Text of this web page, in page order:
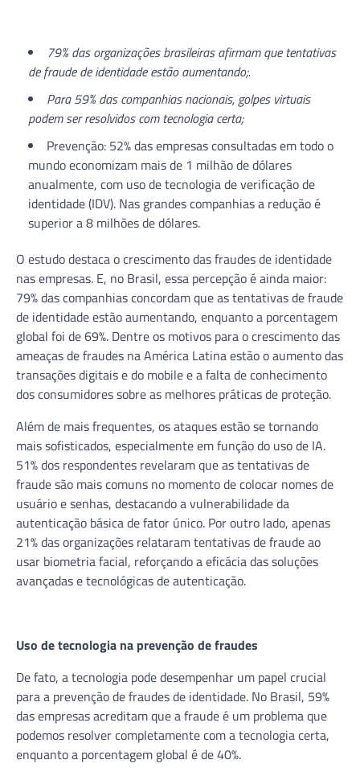
79% das organizações brasileiras afirmam que tentativas
de fraude de identidade estão aumentando;.
Para 59% das companhias nacionais, golpes virtuais
podem ser resolvidos com tecnologia certa;
Prevenção: 52% das empresas consultadas em todo o
mundo economizam mais de 1 milhão de dólares
anualmente, com uso de tecnologia de verificação de
identidade (IDV). Nas grandes companhias a redução é
superior a 8 milhões de dólares.
O estudo destaca o crescimento das fraudes de identidade
nas empresas. E, no Brasil, essa percepção é ainda maior:
79% das companhias concordam que as tentativas de fraude
de identidade estão aumentando, enquanto a porcentagem
global foi de 69%. Dentre os motivos para o crescimento das
ameaças de fraudes na América Latina estão o aumento das
transações digitais e do mobile e a falta de conhecimento
dos consumidores sobre as melhores práticas de proteção.
Além de mais frequentes, os ataques estão se tornando
mais sofisticados, especialmente em função do uso de IA.
51% dos respondentes revelaram que as tentativas de
fraude são mais comuns no momento de colocar nomes de
usuário e senhas, destacando a vulnerabilidade da
autenticação básica de fator único. Por outro lado, apenas
21% das organizações relataram tentativas de fraude ao
usar biometria facial, reforçando a eficácia das soluções
avançadas e tecnológicas de autenticação.
Uso de tecnologia na prevenção de fraudes
De fato, a tecnologia pode desempenhar um papel crucial
para a prevenção de fraudes de identidade. No Brasil, 59%
das empresas acreditam que a fraude é um problema que
podemos resolver completamente com a tecnologia certa,
enquanto a porcentagem global é de 40%.